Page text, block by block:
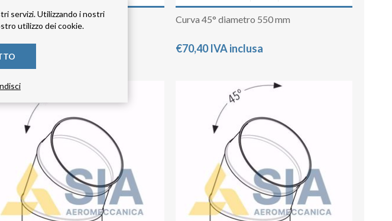
45° diametro 500 mm Curva 45° diametro 550 mm
€70,40 IVA inclusa
servizi. Utilizzando i nostri
utilizzo dei cookie.